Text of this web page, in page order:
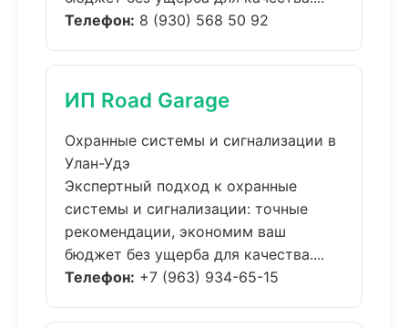
Телефон: 8 (930) 568 50 92
ИП Road Garage
Охранные системы и сигнализации в
Улан-Удэ
Экспертный подход к охранные
системы и сигнализации: точные
рекомендации, экономим ваш
бюджет без ущерба для качества....
Телефон: +7 (963) 934-65-15